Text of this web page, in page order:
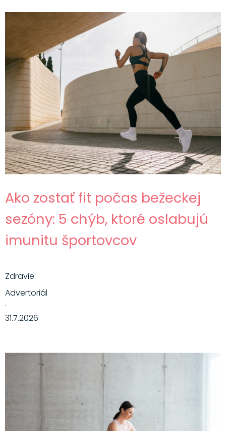
Ako zostať fit počas bežeckej
sezóny: 5 chýb, ktoré oslabujú
imunitu športovcov
Zdravie
Advertoriál
·
31.7.2026